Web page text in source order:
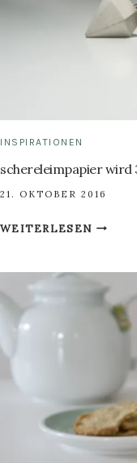
INSPIRATIONEN
schereleimpapier wird
21. OKTOBER 2016
WEITERLESEN
ALT: